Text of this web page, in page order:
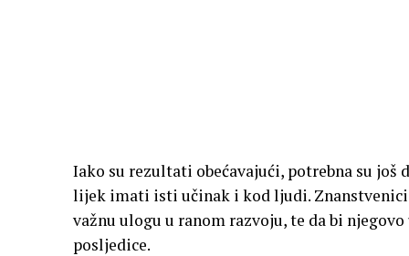
Iako su rezultati obećavajući, potrebna su
lijek imati isti učinak i kod ljudi.
važnu ulogu u ranom razvoju, te da bi
posljedice.